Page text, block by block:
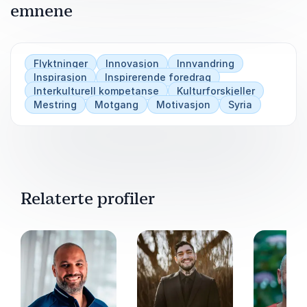
emnene
Flyktninger Innovasjon
Innvandring
Inspirasjon
Inspirerende foredrag
Interkulturell kompetanse
Kulturforskjeller
Mestring
Motgang Motivasjon Syria
Relaterte profiler